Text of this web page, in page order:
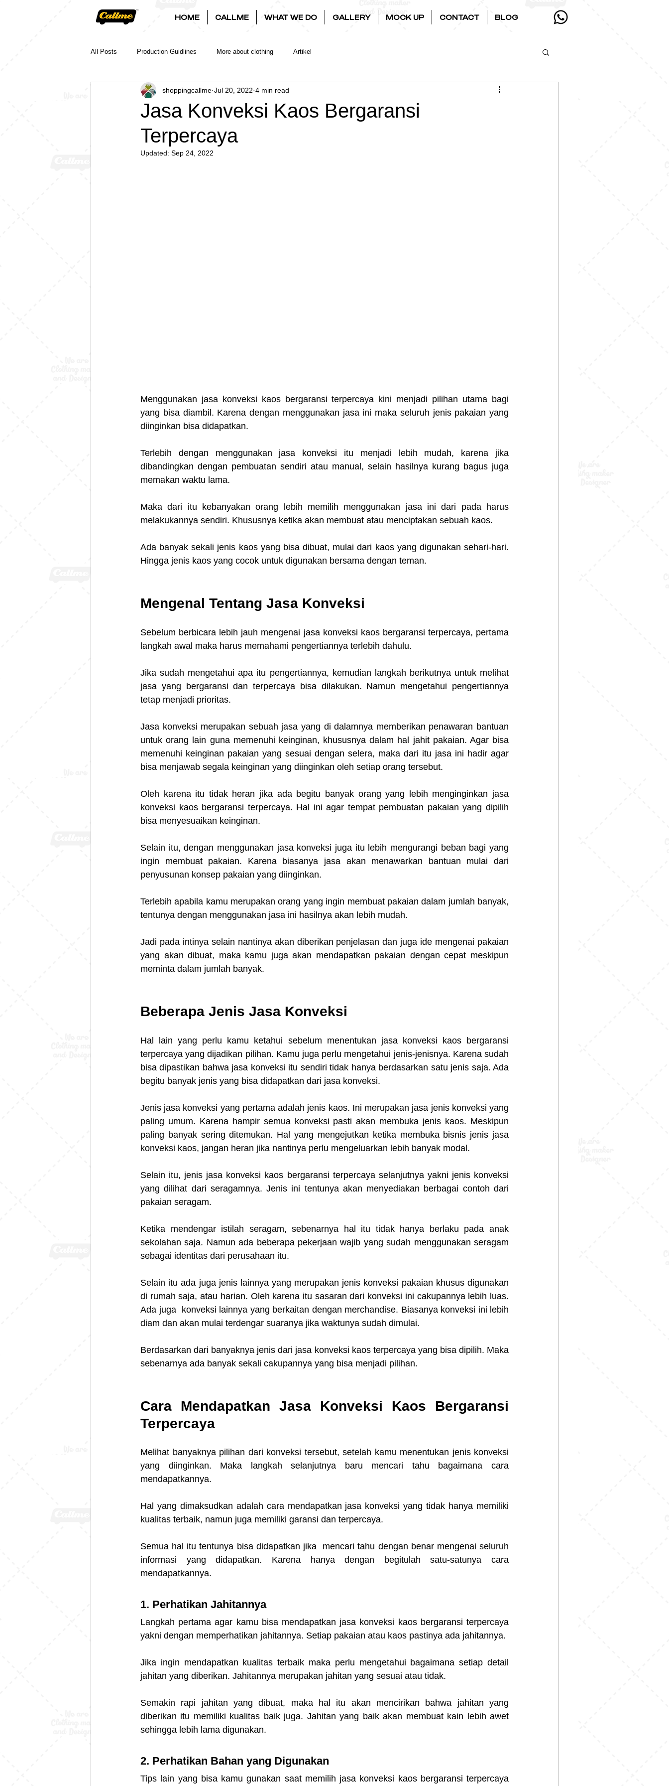
HOME CALLME WHAT WE DO GALLERY MOCK UP CONTACT BLOG
All Posts Production Guidlines More about clothing Artikel
Jasa Konveksi Kaos Bergaransi
Terpercaya
shoppingcallme Jul 20, 2022 4 min read
Updated: Sep 24, 2022
Menggunakan jasa konveksi kaos bergaransi terpercaya kini menjadi pilihan utama bagi
yang bisa diambil. Karena dengan menggunakan jasa ini maka seluruh jenis pakaian yang
diinginkan bisa didapatkan.
Terlebih dengan menggunakan jasa konveksi itu menjadi lebih mudah, karena jika
dibandingkan dengan pembuatan sendiri atau manual, selain hasilnya kurang bagus juga
memakan waktu lama.
Maka dari itu kebanyakan orang lebih memilih menggunakan jasa ini dari pada harus
melakukannya sendiri. Khususnya ketika akan membuat atau menciptakan sebuah kaos.
Ada banyak sekali jenis kaos yang bisa dibuat, mulai dari kaos yang digunakan sehari-hari.
Hingga jenis kaos yang cocok untuk digunakan bersama dengan teman.
Mengenal Tentang Jasa Konveksi
Sebelum berbicara lebih jauh mengenai jasa konveksi kaos bergaransi terpercaya, pertama
langkah awal maka harus memahami pengertiannya terlebih dahulu.
Jika sudah mengetahui apa itu pengertiannya, kemudian langkah berikutnya untuk melihat
jasa yang bergaransi dan terpercaya bisa dilakukan. Namun mengetahui pengertiannya
tetap menjadi prioritas.
Jasa konveksi merupakan sebuah jasa yang di dalamnya memberikan penawaran bantuan
untuk orang lain guna memenuhi keinginan, khususnya dalam hal jahit pakaian. Agar bisa
memenuhi keinginan pakaian yang sesuai dengan selera, maka dari itu jasa ini hadir agar
bisa menjawab segala keinginan yang diinginkan oleh setiap orang tersebut.
Oleh karena itu tidak heran jika ada begitu banyak orang yang lebih menginginkan jasa
konveksi kaos bergaransi terpercaya. Hal ini agar tempat pembuatan pakaian yang dipilih
bisa menyesuaikan keinginan.
Selain itu, dengan menggunakan jasa konveksi juga itu lebih mengurangi beban bagi yang
ingin membuat pakaian. Karena biasanya jasa akan menawarkan bantuan mulai dari
penyusunan konsep pakaian yang diinginkan.
Terlebih apabila kamu merupakan orang yang ingin membuat pakaian dalam jumlah banyak,
tentunya dengan menggunakan jasa ini hasilnya akan lebih mudah.
Jadi pada intinya selain nantinya akan diberikan penjelasan dan juga ide mengenai pakaian
yang akan dibuat, maka kamu juga akan mendapatkan pakaian dengan cepat meskipun
meminta dalam jumlah banyak.
Beberapa Jenis Jasa Konveksi
Hal lain yang perlu kamu ketahui sebelum menentukan jasa konveksi kaos bergaransi
terpercaya yang dijadikan pilihan. Kamu juga perlu mengetahui jenis-jenisnya. Karena sudah
bisa dipastikan bahwa jasa konveksi itu sendiri tidak hanya berdasarkan satu jenis saja. Ada
begitu banyak jenis yang bisa didapatkan dari jasa konveksi.
Jenis jasa konveksi yang pertama adalah jenis kaos. Ini merupakan jasa jenis konveksi yang
paling umum. Karena hampir semua konveksi pasti akan membuka jenis kaos. Meskipun
paling banyak sering ditemukan. Hal yang mengejutkan ketika membuka bisnis jenis jasa
konveksi kaos, jangan heran jika nantinya perlu mengeluarkan lebih banyak modal.
Selain itu, jenis jasa konveksi kaos bergaransi terpercaya selanjutnya yakni jenis konveksi
yang dilihat dari seragamnya. Jenis ini tentunya akan menyediakan berbagai contoh dari
pakaian seragam.
Ketika mendengar istilah seragam, sebenarnya hal itu tidak hanya berlaku pada anak
sekolahan saja. Namun ada beberapa pekerjaan wajib yang sudah menggunakan seragam
sebagai identitas dari perusahaan itu.
Selain itu ada juga jenis lainnya yang merupakan jenis konveksi pakaian khusus digunakan
di rumah saja, atau harian. Oleh karena itu sasaran dari konveksi ini cakupannya lebih luas.
Ada juga  konveksi lainnya yang berkaitan dengan merchandise. Biasanya konveksi ini lebih
diam dan akan mulai terdengar suaranya jika waktunya sudah dimulai.
Berdasarkan dari banyaknya jenis dari jasa konveksi kaos terpercaya yang bisa dipilih. Maka
sebenarnya ada banyak sekali cakupannya yang bisa menjadi pilihan.
Cara Mendapatkan Jasa Konveksi Kaos Bergaransi
Terpercaya
Melihat banyaknya pilihan dari konveksi tersebut, setelah kamu menentukan jenis konveksi
yang diinginkan. Maka langkah selanjutnya baru mencari tahu bagaimana cara
mendapatkannya.
Hal yang dimaksudkan adalah cara mendapatkan jasa konveksi yang tidak hanya memiliki
kualitas terbaik, namun juga memiliki garansi dan terpercaya.
Semua hal itu tentunya bisa didapatkan jika  mencari tahu dengan benar mengenai seluruh
informasi yang didapatkan. Karena hanya dengan begitulah satu-satunya cara
mendapatkannya.
1. Perhatikan Jahitannya
Langkah pertama agar kamu bisa mendapatkan jasa konveksi kaos bergaransi terpercaya
yakni dengan memperhatikan jahitannya. Setiap pakaian atau kaos pastinya ada jahitannya.
Jika ingin mendapatkan kualitas terbaik maka perlu mengetahui bagaimana setiap detail
jahitan yang diberikan. Jahitannya merupakan jahitan yang sesuai atau tidak.
Semakin rapi jahitan yang dibuat, maka hal itu akan mencirikan bahwa jahitan yang
diberikan itu memiliki kualitas baik juga. Jahitan yang baik akan membuat kain lebih awet
sehingga lebih lama digunakan.
2. Perhatikan Bahan yang Digunakan
Tips lain yang bisa kamu gunakan saat memilih jasa konveksi kaos bergaransi terpercaya